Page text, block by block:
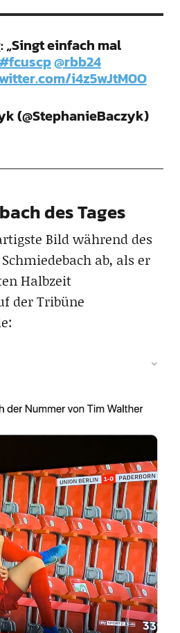
: „Singt einfach mal
#fcuscp@rbb24
i4z5wJtM0O
(@StephanieBaczyk)
des Tages
Bild während des
ab, als er
Halbzeit
der Tribüne